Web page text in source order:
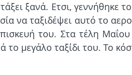
ξανά. Ετσι, γεννήθηκε
να ταξιδέψει αυτό το
του. Στα τέλη
το μεγάλο ταξίδι του. Το